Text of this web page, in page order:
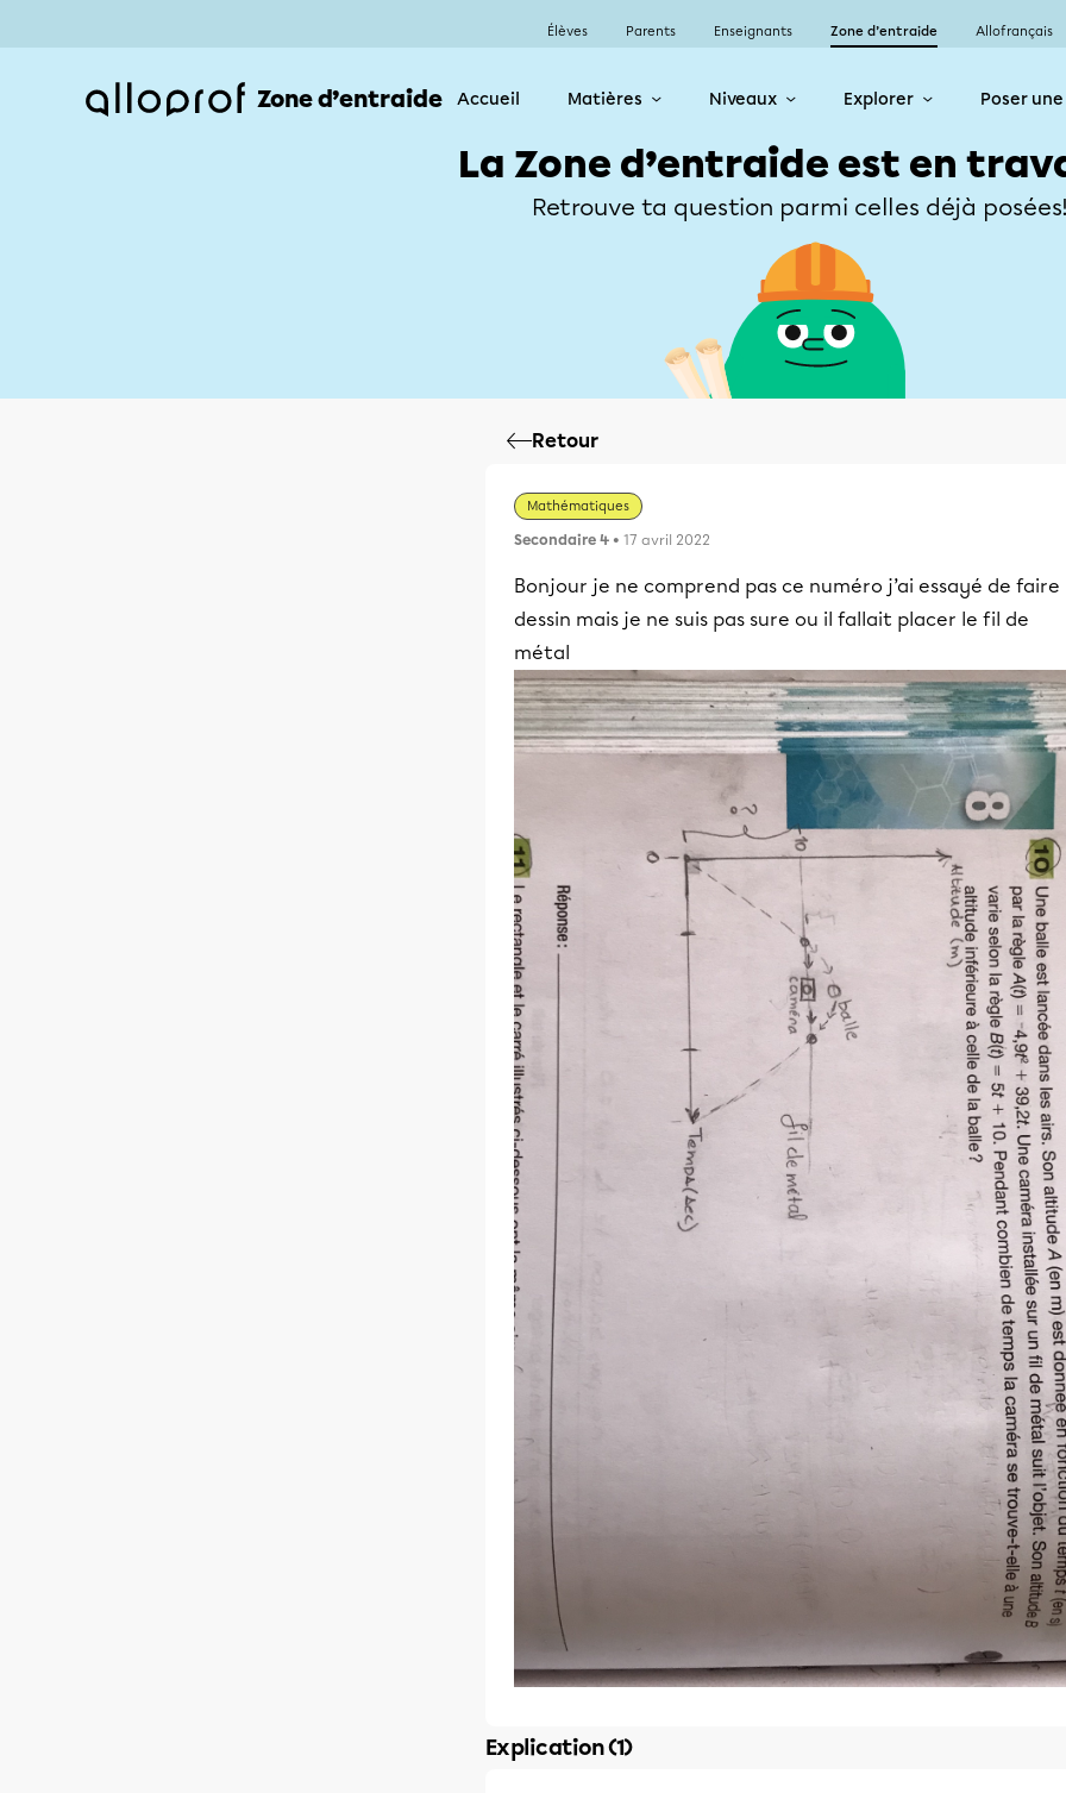
Élèves Parents Enseignants Zone d’entraide Allofrançais
Zone d’entraide Accueil Matières Niveaux Explorer Poser
La Zone d’entraide est en
Retrouve ta question parmi celles déjà
Retour
Mathématiques
Secondaire 4 • 17 avril 2022
Bonjour je ne comprend pas ce numéro j’ai essayé de faire
dessin mais je ne suis pas sure ou il fallait placer le fil de
métal
Explication (1)